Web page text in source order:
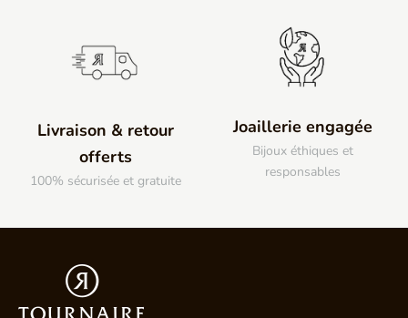
Livraison & retour
offerts
100% sécurisée et gratuite
Joaillerie engagée
Bijoux éthiques et
responsables